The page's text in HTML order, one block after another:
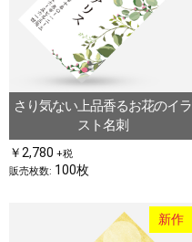
さり気ない上品香るお花のイラ
スト名刺
￥2,780 +税
販売枚数: 100枚
新作